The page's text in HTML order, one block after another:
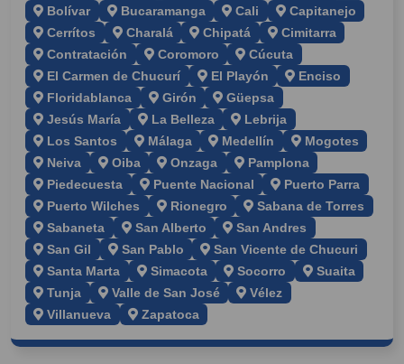
Bolívar
Bucaramanga Cali
Capitanejo
Cerrítos
Charalá Chipatá
Cimitarra
Contratación
Coromoro
Cúcuta
El Carmen de Chucurí
El Playón
Enciso
Floridablanca
Girón
Güepsa
Jesús María
La Belleza
Lebrija
Los Santos
Málaga Medellín
Mogotes
Neiva
Oiba Onzaga
Pamplona
Piedecuesta
Puente Nacional
Puerto Parra
Puerto Wilches
Rionegro
Sabana de Torres
Sabaneta
San Alberto
San Andres
San Gil
San Pablo
San Vicente de Chucuri
Santa Marta
Simacota Socorro
Suaita
Tunja
Valle de San José
Vélez
Villanueva
Zapatoca